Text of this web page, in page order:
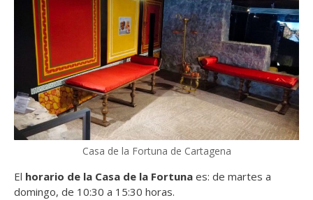
Casa de la Fortuna de Cartagena
El horario de la Casa de la Fortuna es: de martes a
domingo, de 10:30 a 15:30 horas.